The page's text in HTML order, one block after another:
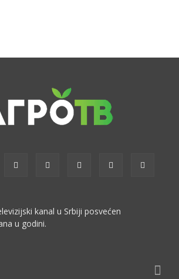
kanal u Srbiji posvećen
u godini.